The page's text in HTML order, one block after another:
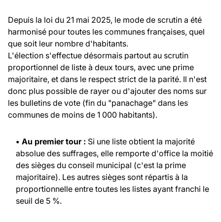
Depuis la loi du 21 mai 2025, le mode de scrutin a été
harmonisé pour toutes les communes françaises, quel
que soit leur nombre d'habitants.
L'élection s'effectue désormais partout au scrutin
proportionnel de liste à deux tours, avec une prime
majoritaire, et dans le respect strict de la parité. Il n'est
donc plus possible de rayer ou d'ajouter des noms sur
les bulletins de vote (fin du "panachage" dans les
communes de moins de 1 000 habitants).
• Au premier tour : Si une liste obtient la majorité
absolue des suffrages, elle remporte d'office la moitié
des sièges du conseil municipal (c'est la prime
majoritaire). Les autres sièges sont répartis à la
proportionnelle entre toutes les listes ayant franchi le
seuil de 5 %.